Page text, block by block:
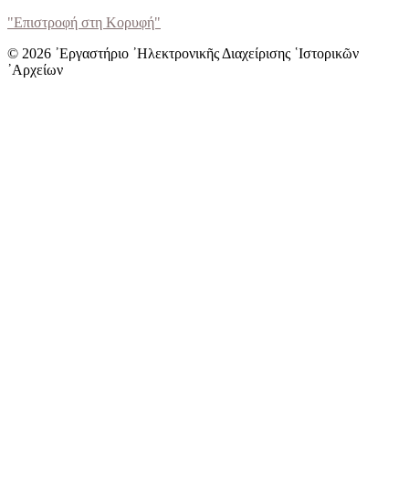
"Επιστροφή στη Κορυφή"
© 2026 ᾿Εργαστήριο ᾿Ηλεκτρονικῆς Διαχείρισης ῾Ιστορικῶν
᾿Αρχείων